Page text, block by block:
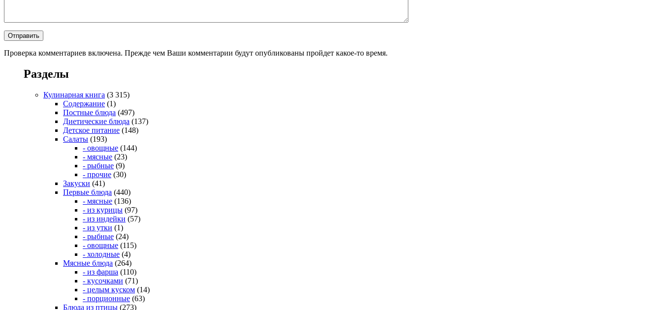
Проверка комментариев включена. Прежде чем Ваши комментарии будут опубликованы пройдет какое-то время.
Разделы
Кулинарная книга (3 315)
Содержание (1)
Постные блюда (497)
Диетические блюда (137)
Детское питание (148)
Салаты (193)
- овощные (144)
- мясные (23)
- рыбные (9)
- прочие (30)
Закуски (41)
Первые блюда (440)
- мясные (136)
- из курицы (97)
- из индейки (57)
- из утки (1)
- рыбные (24)
- овощные (115)
- холодные (4)
Мясные блюда (264)
- из фарша (110)
- кусочками (71)
- целым куском (14)
- порционные (63)
Блюда из птицы (273)